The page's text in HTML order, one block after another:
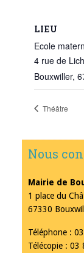
LIEU
Ecole
4 rue de
Bouxwiller,
Théâtre
Nous
Mairie de
1 place du
67330
Téléphone :
Télécopie :